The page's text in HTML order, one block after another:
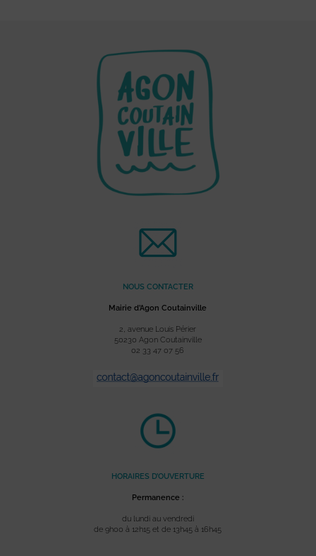
NOUS CONTACTER
Mairie d’Agon Coutainville
2, avenue Louis Périer
50230 Agon Coutainville
02 33 47 07 56
HORAIRES D’OUVERTURE
Permanence :
du lundi au vendredi
de 9h00 à 12h15 et de 13h45 à 16h45